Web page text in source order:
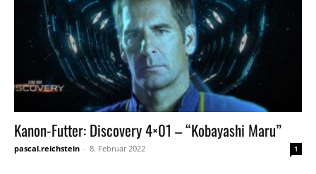
Kanon-Futter: Discovery 4×01 – “Kobayashi Maru”
pascal.reichstein - 8. Februar 2022 1